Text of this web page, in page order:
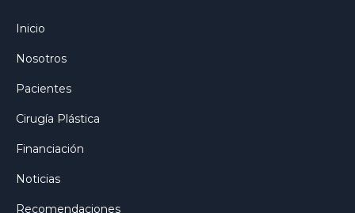
Inicio
Nosotros
Pacientes
Cirugía Plástica
Financiación
Noticias
Recomendaciones